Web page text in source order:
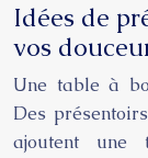
Idées de
vos
Une table à
Des
ajoutent une